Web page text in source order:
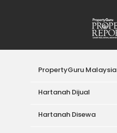
PropertyGuru Malaysia
Hartanah Dijual
Hartanah Disewa